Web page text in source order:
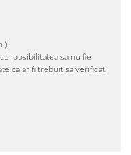
)
posibilitatea sa nu fie
ca ar fi trebuit sa verificati